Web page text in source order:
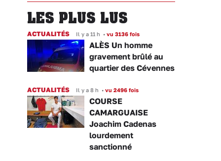
LES PLUS LUS
ACTUALITÉS Il y a 11 h • vu 3136 fois
ALÈS Un homme
gravement brûlé au
quartier des Cévennes
ACTUALITÉS Il y a 8 h • vu 2496 fois
COURSE
CAMARGUAISE
Joachim Cadenas
lourdement
sanctionné